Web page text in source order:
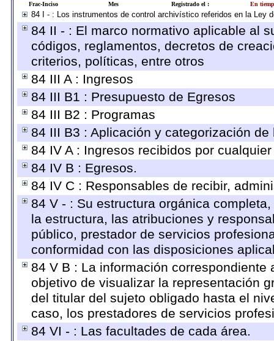
Frac-Inciso Mes Registrado el : En
84 I - : Los instrumentos de control archivístico referidos en la Ley
84 II - : El marco normativo aplicable al
códigos, reglamentos, decretos de
criterios, políticas, entre otros
84 III A : Ingresos
84 III B1 : Presupuesto de Egresos
84 III B2 : Programas
84 III B3 : Aplicación y categorización
84 IV A : Ingresos recibidos por
84 IV B : Egresos.
84 IV C : Responsables de recibir,
84 V - : Su estructura orgánica
la estructura, las atribuciones y
público, prestador de servicios
conformidad con las disposiciones
84 V B : La información
objetivo de visualizar la representación
del titular del sujeto obligado hasta el
caso, los prestadores de servicios
84 VI - : Las facultades de cada área.